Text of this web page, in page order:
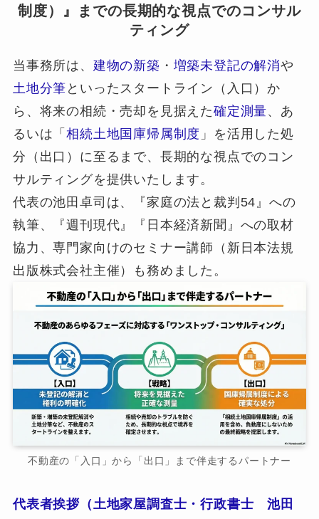
制度）』までの長期的な視点でのコンサル
ティング
当事務所は、 建物の新築 ・ 増築未登記の解消や
土地分筆 といったスタートライン（入口）か
ら、将来の相続・売却を見据えた確定測量、あ
るいは「相続土地国庫帰属制度 」を活用した処
分（出口）に至るまで、長期的な視点でのコン
サルティングを提供いたします。
代表の池田卓司は、『家庭の法と裁判54』への
執筆、『週刊現代』『日本経済新聞』への取材
協力、専門家向けのセミナー講師（新日本法規
出版株式会社主催）も務めました。
不動産の「入口」から「出口」まで伴走するパートナー
代表者挨拶（土地家屋調査士・行政書士 池田